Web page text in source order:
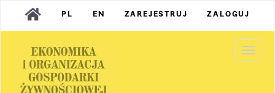
Main
Navigation
Content
Sidebar
PL EN ZAREJESTRUJ ZALOGUJ